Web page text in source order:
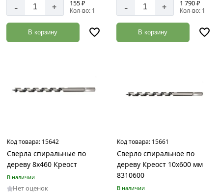
45
мм
мм
мм
- + 155 ₽
Кол-во: 1
В корзину
- + 1 790 ₽
Кол-во: 1
В корзину
Код товара: 15642
Сверла спиральные по
дереву 8х460 Креост
В наличии
Нет оценок
Код товара: 15661
Сверло спиральное по
дереву Креост 10х600 мм
8310600
В наличии